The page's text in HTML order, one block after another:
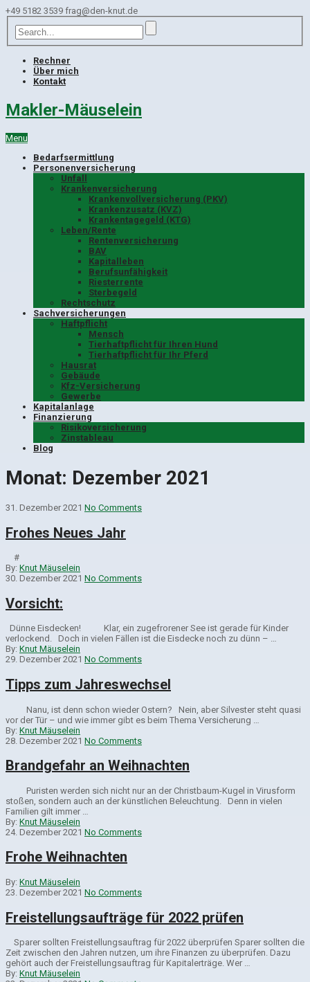
+49 5182 3539 frag@den-knut.de
Rechner
Über mich
Kontakt
Makler-Mäuselein
Menu
Bedarfsermittlung
Personenversicherung
Unfall
Krankenversicherung
Krankenvollversicherung (PKV)
Krankenzusatz (KVZ)
Krankentagegeld (KTG)
Leben/Rente
Rentenversicherung
BAV
Kapitalleben
Berufsunfähigkeit
Riesterrente
Sterbegeld
Rechtschutz
Sachversicherungen
Haftpflicht
Mensch
Tierhaftpflicht für Ihren Hund
Tierhaftpflicht für Ihr Pferd
Hausrat
Gebäude
Kfz-Versicherung
Gewerbe
Kapitalanlage
Finanzierung
Risikoversicherung
Zinstableau
Blog
Monat: Dezember 2021
31. Dezember 2021 No Comments
Frohes Neues Jahr
#
By: Knut Mäuselein
30. Dezember 2021 No Comments
Vorsicht:
Dünne Eisdecken! Klar, ein zugefrorener See ist gerade für Kinder
verlockend. Doch in vielen Fällen ist die Eisdecke noch zu dünn – …
By: Knut Mäuselein
29. Dezember 2021 No Comments
Tipps zum Jahreswechsel
Nanu, ist denn schon wieder Ostern? Nein, aber Silvester steht quasi
vor der Tür – und wie immer gibt es beim Thema Versicherung …
By: Knut Mäuselein
28. Dezember 2021 No Comments
Brandgefahr an Weihnachten
Puristen werden sich nicht nur an der Christbaum-Kugel in Virusform
stoßen, sondern auch an der künstlichen Beleuchtung. Denn in vielen
Familien gilt immer …
By: Knut Mäuselein
24. Dezember 2021 No Comments
Frohe Weihnachten
By: Knut Mäuselein
23. Dezember 2021 No Comments
Freistellungsaufträge für 2022 prüfen
Sparer sollten Freistellungsauftrag für 2022 überprüfen Sparer sollten die
Zeit zwischen den Jahren nutzen, um ihre Finanzen zu überprüfen. Dazu
gehört auch der Freistellungsauftrag für Kapitalerträge. Wer …
By: Knut Mäuselein